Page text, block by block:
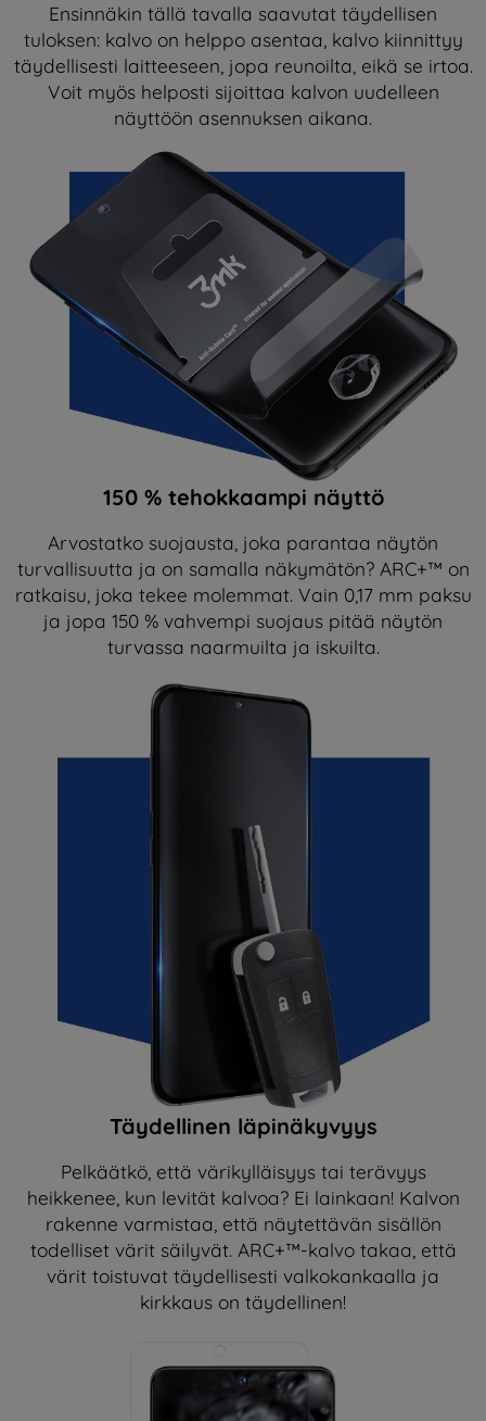
Ensinnäkin tällä tavalla saavutat täydellisen
tuloksen: kalvo on helppo asentaa, kalvo kiinnittyy
täydellisesti laitteeseen, jopa reunoilta, eikä se irtoa.
Voit myös helposti sijoittaa kalvon uudelleen
näyttöön asennuksen aikana.
150 % tehokkaampi näyttö
Arvostatko suojausta, joka parantaa näytön
turvallisuutta ja on samalla näkymätön? ARC+™ on
ratkaisu, joka tekee molemmat. Vain 0,17 mm paksu
ja jopa 150 % vahvempi suojaus pitää näytön
turvassa naarmuilta ja iskuilta.
Täydellinen läpinäkyvyys
Pelkäätkö, että värikylläisyys tai terävyys
heikkenee, kun levität kalvoa? Ei lainkaan! Kalvon
rakenne varmistaa, että näytettävän sisällön
todelliset värit säilyvät. ARC+™-kalvo takaa, että
värit toistuvat täydellisesti valkokankaalla ja
kirkkaus on täydellinen!